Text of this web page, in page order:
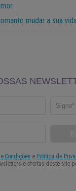
mudar a sua